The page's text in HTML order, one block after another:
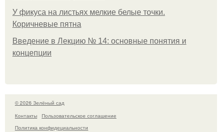
У фикуса на листьях мелкие белые точки.
Коричневые пятна
Введение в Лекцию № 14: основные понятия и
концепции
© 2026 Зелёный сад
Контакты
Пользовательское соглашение
Политика конфидециальности